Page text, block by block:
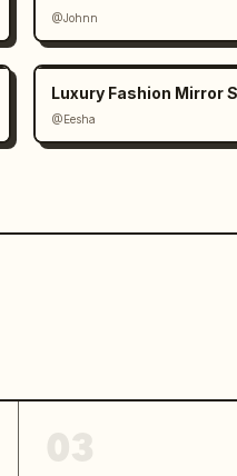
@Johnn
Luxury Fashion Mirror
@Eesha